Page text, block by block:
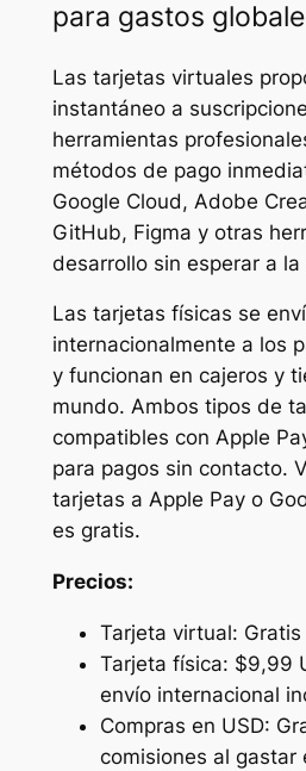
para gastos
Las tarjetas virtuales
instantáneo a
herramientas
métodos de pago
Google Cloud, Adobe
GitHub, Figma y otras
desarrollo sin esperar a
Las tarjetas físicas se
internacionalmente a los
y funcionan en cajeros y
mundo. Ambos tipos de
compatibles con Apple
para pagos sin contacto.
tarjetas a Apple Pay o
es gratis.
Precios:
Tarjeta virtual: Gratis
Tarjeta física: $9,99
envío internacional
Compras en USD:
comisiones al gastar